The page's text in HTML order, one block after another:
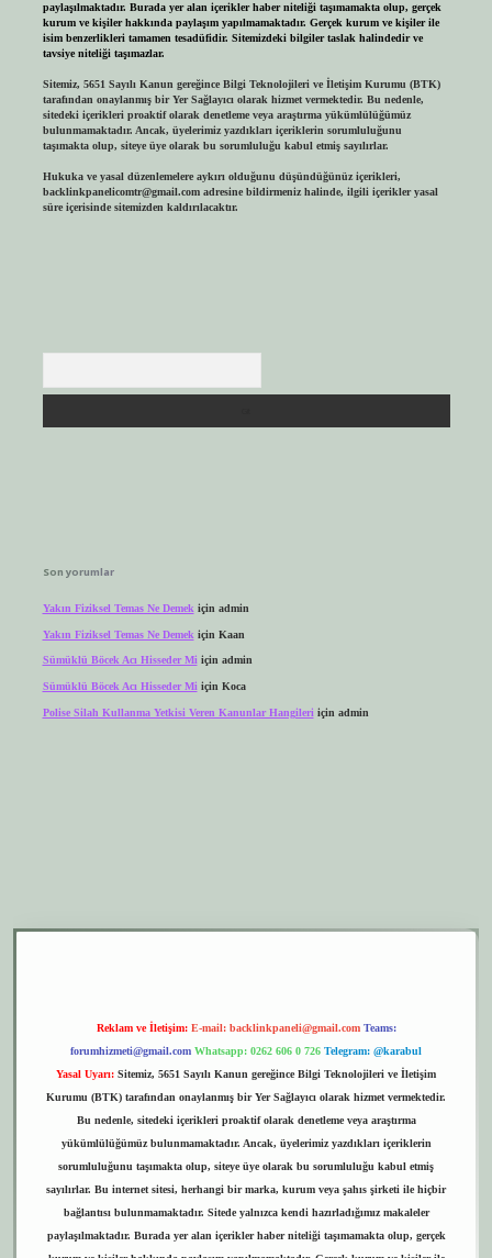
paylaşılmaktadır. Burada yer alan içerikler haber niteliği taşımamakta olup, gerçek
kurum ve kişiler hakkında paylaşım yapılmamaktadır. Gerçek kurum ve kişiler ile
isim benzerlikleri tamamen tesadüfidir. Sitemizdeki bilgiler taslak halindedir ve
tavsiye niteliği taşımazlar.
Sitemiz, 5651 Sayılı Kanun gereğince Bilgi Teknolojileri ve İletişim Kurumu (BTK)
tarafından onaylanmış bir Yer Sağlayıcı olarak hizmet vermektedir. Bu nedenle,
sitedeki içerikleri proaktif olarak denetleme veya araştırma yükümlülüğümüz
bulunmamaktadır. Ancak, üyelerimiz yazdıkları içeriklerin sorumluluğunu
taşımakta olup, siteye üye olarak bu sorumluluğu kabul etmiş sayılırlar.
Hukuka ve yasal düzenlemelere aykırı olduğunu düşündüğünüz içerikleri,
backlinkpanelicomtr@gmail.comadresine bildirmeniz halinde, ilgili içerikler yasal
süre içerisinde sitemizden kaldırılacaktır.
Son yorumlar
Yakın Fiziksel Temas Ne Demek için admin
Yakın Fiziksel Temas Ne Demek için Kaan
Sümüklü Böcek Acı Hisseder Miiçin admin
Sümüklü Böcek Acı Hisseder Mi için Koca
Polise Silah Kullanma Yetkisi Veren Kanunlar Hangileri için admin
Reklam ve İletişim: E-mail: backlinkpaneli@gmail.com Teams:
forumhizmeti@gmail.com Whatsapp: 0262 606 0 726 Telegram: @karabul
Yasal Uyarı: Sitemiz, 5651 Sayılı Kanun gereğince Bilgi Teknolojileri ve İletişim
Kurumu (BTK) tarafından onaylanmış bir Yer Sağlayıcı olarak hizmet vermektedir.
Bu nedenle, sitedeki içerikleri proaktif olarak denetleme veya araştırma
yükümlülüğümüz bulunmamaktadır. Ancak, üyelerimiz yazdıkları içeriklerin
sorumluluğunu taşımakta olup, siteye üye olarak bu sorumluluğu kabul etmiş
sayılırlar. Bu internet sitesi, herhangi bir marka, kurum veya şahıs şirketi ile hiçbir
bağlantısı bulunmamaktadır. Sitede yalnızca kendi hazırladığımız makaleler
paylaşılmaktadır. Burada yer alan içerikler haber niteliği taşımamakta olup, gerçek